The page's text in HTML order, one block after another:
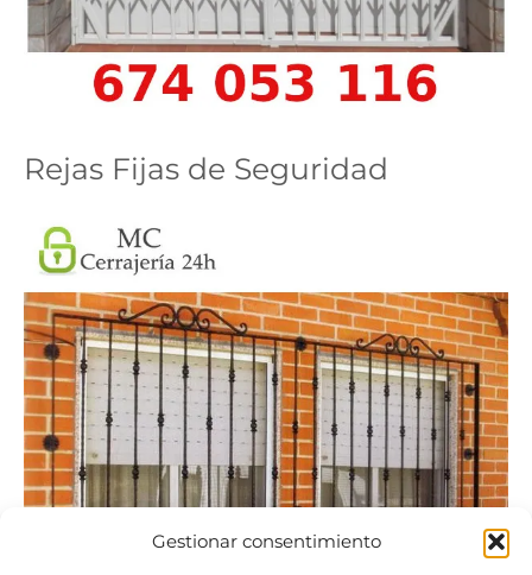
Gestionar consentimiento
Rejas Fijas de Seguridad